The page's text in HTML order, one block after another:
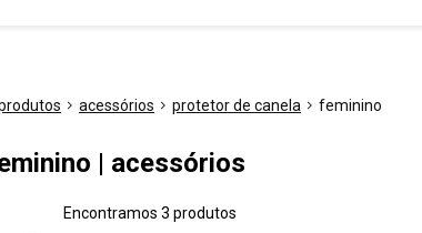
acessórios protetor de canela feminino
| acessórios
Encontramos 3 produtos